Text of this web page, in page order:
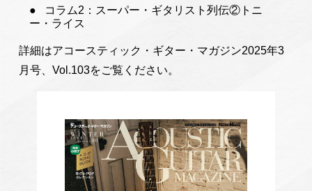
コラム2：スーパー・ギタリスト列伝②トニ
ー・ライス
詳細はアコースティック・ギター・マガジン2025年3
月号、Vol.103をご覧ください。